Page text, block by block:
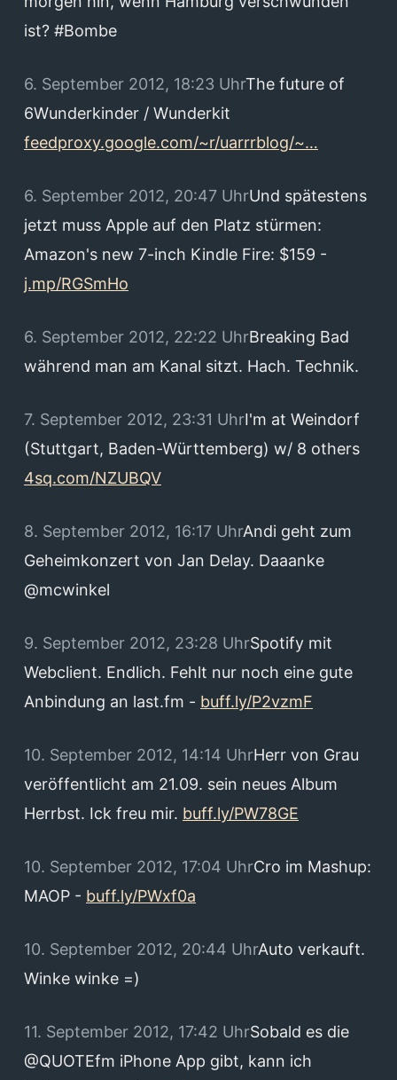
ist? #Bombe
6. September 2012, 18:23 UhrThe future of
6Wunderkinder / Wunderkit
feedproxy.google.com/~r/uarrrblog/~…
6. September 2012, 20:47 UhrUnd spätestens
jetzt muss Apple auf den Platz stürmen:
Amazon's new 7-inch Kindle Fire: $159 -
j.mp/RGSmHo
6. September 2012, 22:22 UhrBreaking Bad
während man am Kanal sitzt. Hach. Technik.
7. September 2012, 23:31 UhrI'm at Weindorf
(Stuttgart, Baden-Württemberg) w/ 8 others
4sq.com/NZUBQV
8. September 2012, 16:17 UhrAndi geht zum
Geheimkonzert von Jan Delay. Daaanke
@mcwinkel
9. September 2012, 23:28 UhrSpotify mit
Webclient. Endlich. Fehlt nur noch eine gute
Anbindung an last.fm - buff.ly/P2vzmF
10. September 2012, 14:14 UhrHerr von Grau
veröffentlicht am 21.09. sein neues Album
Herrbst. Ick freu mir. buff.ly/PW78GE
10. September 2012, 17:04 UhrCro im Mashup:
MAOP - buff.ly/PWxf0a
10. September 2012, 20:44 UhrAuto verkauft.
Winke winke =)
11. September 2012, 17:42 UhrSobald es die
@QUOTEfm iPhone App gibt, kann ich